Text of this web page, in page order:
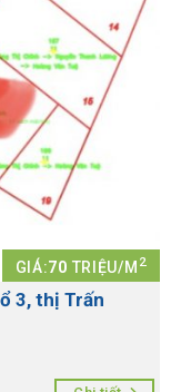
GIÁ:70 TRIỆU/M 2
3, thị Trấn